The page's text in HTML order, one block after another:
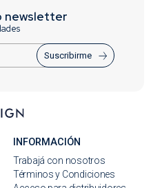
newsletter
Suscribirme
INFORMACIÓN
Trabajá con nosotros
Términos y Condiciones